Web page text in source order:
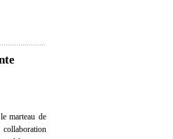
marteau de